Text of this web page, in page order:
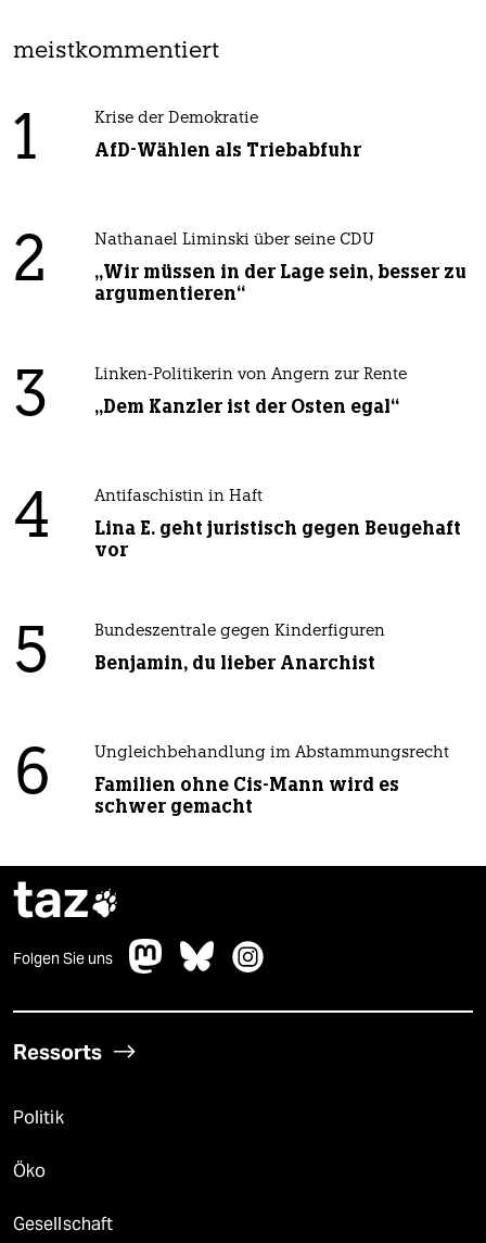
meistkommentiert
1 Krise der Demokratie
AfD-Wählen als Triebabfuhr
2 Nathanael Liminski über seine CDU
„Wir müssen in der Lage sein, besser zu
argumentieren“
3 Linken-Politikerin von Angern zur Rente
„Dem Kanzler ist der Osten egal“
4 Antifaschistin in Haft
Lina E. geht juristisch gegen Beugehaft
vor
5 Bundeszentrale gegen Kinderfiguren
Benjamin, du lieber Anarchist
6 Ungleichbehandlung im Abstammungsrecht
Familien ohne Cis-Mann wird es
schwer gemacht
taz
Folgen Sie uns
Ressorts
Politik
Öko
Gesellschaft